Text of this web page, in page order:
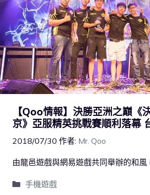
【Qoo情報】決勝亞洲之巔《
京》亞服精英挑戰賽順利落幕
2018/07/30 作者: Mr. Qoo
由龍邑遊戲與網易遊戲共同舉辦的和風
手機遊戲